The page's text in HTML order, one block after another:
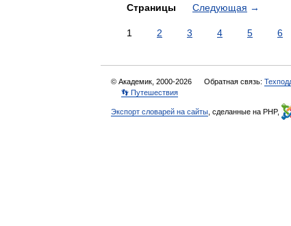
Страницы Следующая →
1 2 3 4 5 6
© Академик, 2000-2026 Обратная связь:
👣 Путешествия
Экспорт словарей на сайты , сделанные на PHP,